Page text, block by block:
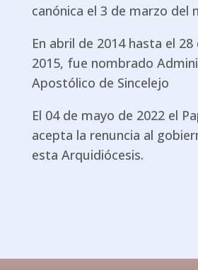
canónica el 3 de marzo del
En abril de 2014 hasta el
2015, fue nombrado
Apostólico de Sincelejo
El 04 de mayo de 2022 el
acepta la renuncia al
esta Arquidiócesis.